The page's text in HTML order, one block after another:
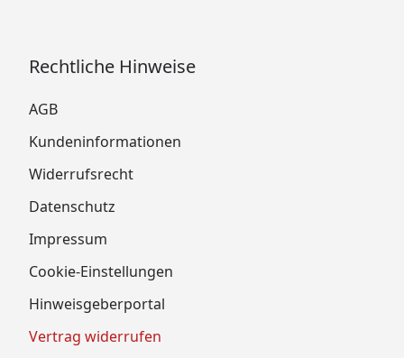
Rechtliche Hinweise
AGB
Kundeninformationen
Widerrufsrecht
Datenschutz
Impressum
Cookie-Einstellungen
Hinweisgeberportal
Vertrag widerrufen